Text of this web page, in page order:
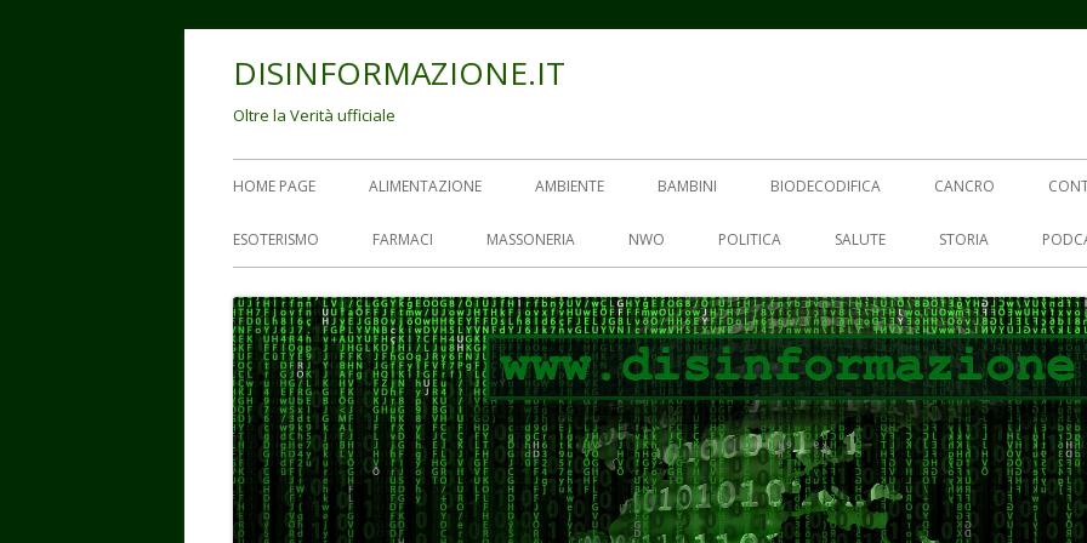
DISINFORMAZIONE.IT
Oltre la Verità ufficiale
Menu
principale
HOME PAGE ALIMENTAZIONE AMBIENTE BAMBINI BIODECODIFICA CANCRO
ESOTERISMO FARMACI MASSONERIA NWO POLITICA SALUTE STORIA